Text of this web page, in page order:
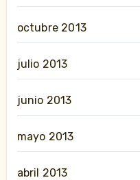
octubre 2013
julio 2013
junio 2013
mayo 2013
abril 2013